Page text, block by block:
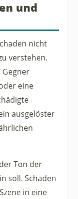
und
nicht
verstehen.
Gegner
eine
ausgelöster
Ton der
soll. Schaden
in eine